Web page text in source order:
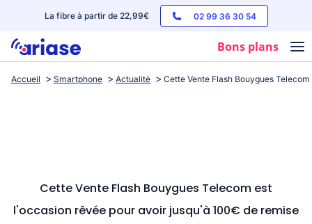
La fibre à partir de 22,99€ 02 99 36 30 54
Bons plans
Box internet
Accueil Smartphone Actualité Cette Vente Flash Bouygues
Cette Vente Flash Bouygues Telecom est
l'occasion rêvée pour avoir jusqu'à 100€ de remise